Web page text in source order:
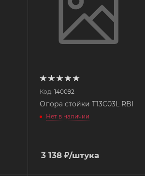
Код: 140092
Опора стойки T13C03L RBI
Нет в наличии
3 138₽/штука